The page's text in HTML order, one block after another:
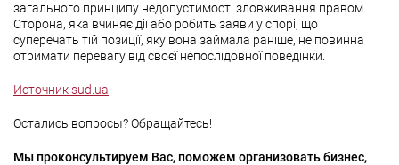
загального принципу недопустимості зловживання правом.
Сторона, яка вчиняє дії або робить заяви у спорі, що
суперечать тій позиції, яку вона займала раніше, не повинна
отримати перевагу від своєї непослідовної поведінки.
Источник sud.ua
Остались вопросы? Обращайтесь!
Мы проконсультируем Вас, поможем организовать бизнес,